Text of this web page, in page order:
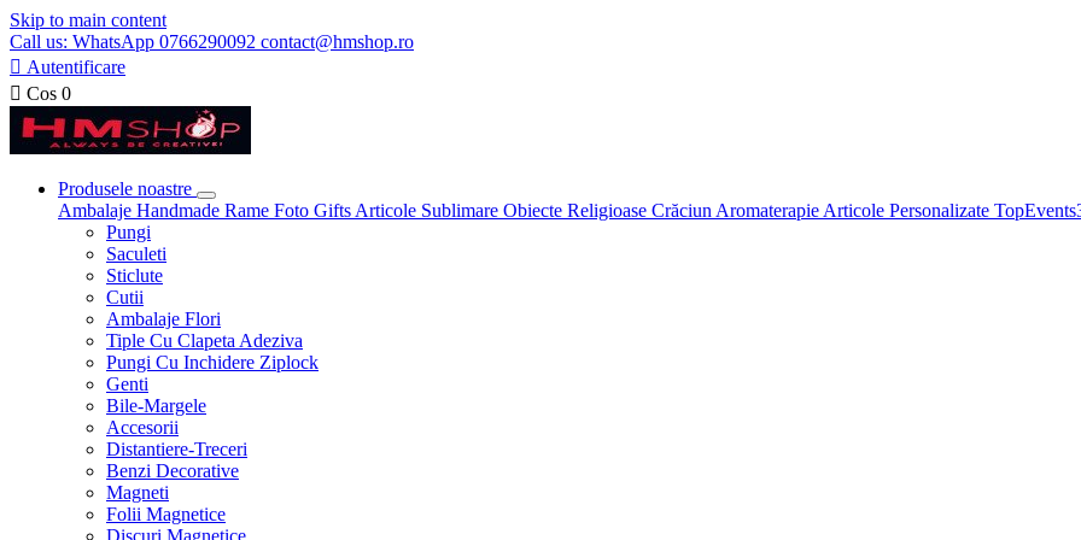
Skip to main content
Call us: WhatsApp 0766290092 contact@hmshop.ro
 Autentificare
 Cos 0
Produsele noastre
Ambalaje Handmade Rame Foto Gifts Articole Sublimare Obiecte Religioase Crăciun Aromaterapie Articole Personalizate
Pungi
Saculeti
Sticlute
Cutii
Ambalaje Flori
Tiple Cu Clapeta Adeziva
Pungi Cu Inchidere Ziplock
Genti
Bile-Margele
Accesorii
Distantiere-Treceri
Benzi Decorative
Magneti
Folii Magnetice
Discuri Magnetice